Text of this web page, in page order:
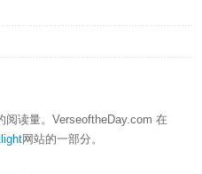
读量。VerseoftheDay.com 在
网站的一部分。